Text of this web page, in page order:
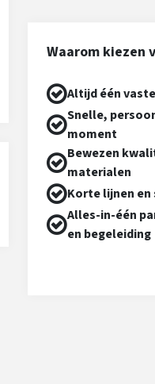
Waarom kiezen
Altijd één
Snelle,
moment
Bewezen
materialen
Korte lijnen
Alles-in-één
en begeleiding